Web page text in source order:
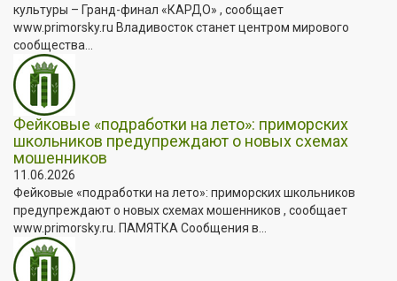
культуры – Гранд-финал «КАРДО» , сообщает
www.primorsky.ru Владивосток станет центром мирового
сообщества...
Фейковые «подработки на лето»: приморских
школьников предупреждают о новых схемах
мошенников
11.06.2026
Фейковые «подработки на лето»: приморских школьников
предупреждают о новых схемах мошенников , сообщает
www.primorsky.ru. ПАМЯТКА Сообщения в...